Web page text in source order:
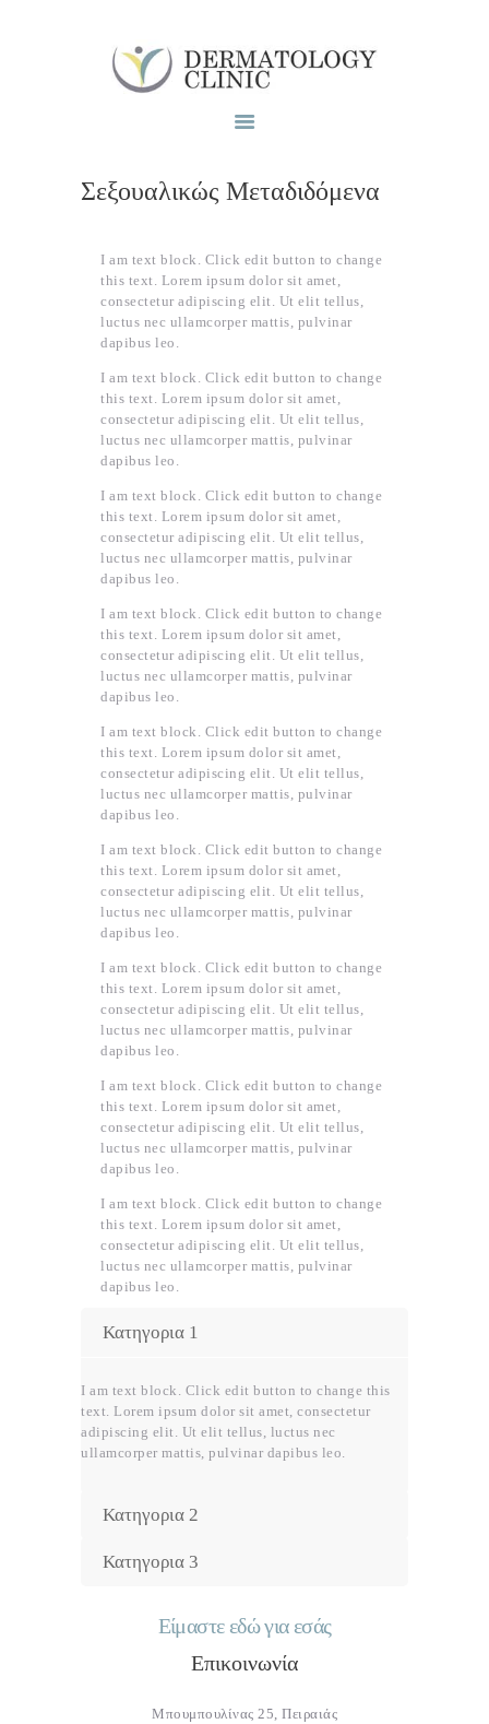
Το ιατρειο
Blog
Σεξουαλικώς Μεταδιδόμενα
I am text block. Click edit button to change
this text. Lorem ipsum dolor sit amet,
consectetur adipiscing elit. Ut elit tellus,
luctus nec ullamcorper mattis, pulvinar
dapibus leo.
I am text block. Click edit button to change
this text. Lorem ipsum dolor sit amet,
consectetur adipiscing elit. Ut elit tellus,
luctus nec ullamcorper mattis, pulvinar
dapibus leo.
I am text block. Click edit button to change
this text. Lorem ipsum dolor sit amet,
consectetur adipiscing elit. Ut elit tellus,
luctus nec ullamcorper mattis, pulvinar
dapibus leo.
I am text block. Click edit button to change
this text. Lorem ipsum dolor sit amet,
consectetur adipiscing elit. Ut elit tellus,
luctus nec ullamcorper mattis, pulvinar
dapibus leo.
I am text block. Click edit button to change
this text. Lorem ipsum dolor sit amet,
consectetur adipiscing elit. Ut elit tellus,
luctus nec ullamcorper mattis, pulvinar
dapibus leo.
I am text block. Click edit button to change
this text. Lorem ipsum dolor sit amet,
consectetur adipiscing elit. Ut elit tellus,
luctus nec ullamcorper mattis, pulvinar
dapibus leo.
I am text block. Click edit button to change
this text. Lorem ipsum dolor sit amet,
consectetur adipiscing elit. Ut elit tellus,
luctus nec ullamcorper mattis, pulvinar
dapibus leo.
I am text block. Click edit button to change
this text. Lorem ipsum dolor sit amet,
consectetur adipiscing elit. Ut elit tellus,
luctus nec ullamcorper mattis, pulvinar
dapibus leo.
I am text block. Click edit button to change
this text. Lorem ipsum dolor sit amet,
consectetur adipiscing elit. Ut elit tellus,
luctus nec ullamcorper mattis, pulvinar
dapibus leo.
Κατηγορια 1
I am text block. Click edit button to change this
text. Lorem ipsum dolor sit amet, consectetur
adipiscing elit. Ut elit tellus, luctus nec
ullamcorper mattis, pulvinar dapibus leo.
Κατηγορια 2
Κατηγορια 3
Είμαστε εδώ για εσάς
Επικοινωνία
Μπουμπουλίνας 25, Πειραιάς